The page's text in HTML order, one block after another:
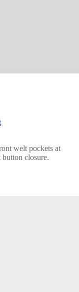
welt pockets at
closure.